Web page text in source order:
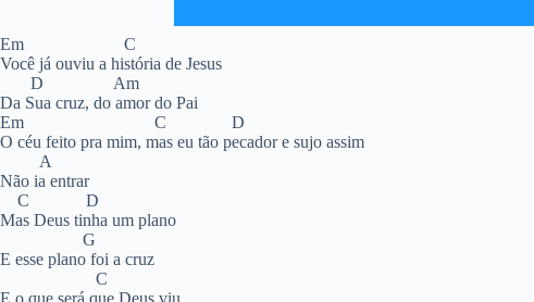
Em C
Você já ouviu a história de Jesus
D Am
Da Sua cruz, do amor do Pai
Em C D
O céu feito pra mim, mas eu tão pecador e sujo assim
A
Não ia entrar
C D
Mas Deus tinha um plano
G
E esse plano foi a cruz
C
E o que será que Deus viu